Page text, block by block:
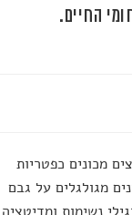
החיים.
מכונים כפטריות
מגולגלים על גבם